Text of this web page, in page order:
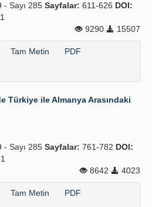
- Sayı 285 Sayfalar: 611-626 DOI:
9290
15507
Tam Metin PDF
Türkiye ile Almanya Arasındaki
- Sayı 285 Sayfalar: 761-782 DOI:
8642
4023
Tam Metin PDF